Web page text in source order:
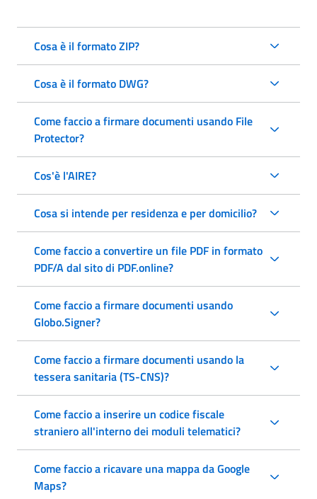
Cosa è il formato ZIP?
Cosa è il formato DWG?
Come faccio a firmare documenti usando File
Protector?
Cos'è l'AIRE?
Cosa si intende per residenza e per domicilio?
Come faccio a convertire un file PDF in formato
PDF/A dal sito di PDF.online?
Come faccio a firmare documenti usando
Globo.Signer?
Come faccio a firmare documenti usando la
tessera sanitaria (TS-CNS)?
Come faccio a inserire un codice fiscale
straniero all'interno dei moduli telematici?
Come faccio a ricavare una mappa da Google
Maps?